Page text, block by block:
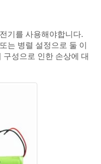
기를 사용해야합니다.
는 병렬 설정으로 둘 이
성으로 인한 손상에 대